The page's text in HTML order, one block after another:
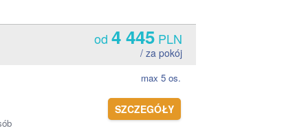
od 4 445 PLN
/ za pokój
max 5 os.
SZCZEGÓŁY